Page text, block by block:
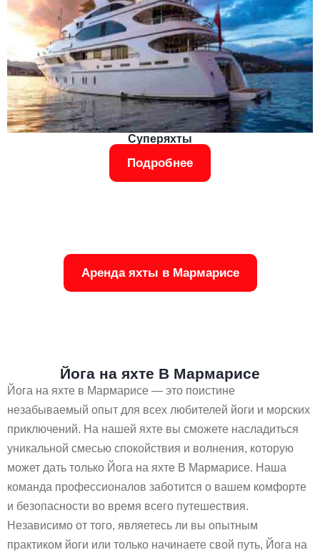
Суперяхты
Подробнее
Аренда яхты в Мармарисе
Йога на яхте В Мармарисе
Йога на яхте в Мармарисе — это поистине
незабываемый опыт для всех любителей йоги и морских
приключений. На нашей яхте вы сможете насладиться
уникальной смесью спокойствия и волнения, которую
может дать только Йога на яхте В Мармарисе. Наша
команда профессионалов заботится о вашем комфорте
и безопасности во время всего путешествия.
Независимо от того, являетесь ли вы опытным
практиком йоги или только начинаете свой путь, Йога на